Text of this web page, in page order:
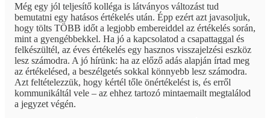
Még egy jól teljesítő kolléga is látványos változást tud
bemutatni egy hatásos értékelés után. Épp ezért azt javasoljuk,
hogy tölts TÖBB időt a legjobb embereiddel az értékelés során,
mint a gyengébbekkel. Ha jó a kapcsolatod a csapattaggal és
felkészültél, az éves értékelés egy hasznos visszajelzési eszköz
lesz számodra. A jó hírünk: ha az előző adás alapján írtad meg
az értékelésed, a beszélgetés sokkal könnyebb lesz számodra.
Azt feltételezzük, hogy kértél tőle önértékelést is, és erről
kommunikáltál vele – az ehhez tartozó mintaemailt megtalálod
a jegyzet végén.